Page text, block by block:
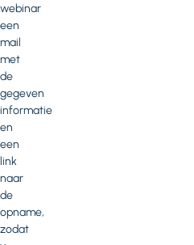
webinar
een
mail
met
de
gegeven
informatie
en
een
link
naar
de
opname,
zodat